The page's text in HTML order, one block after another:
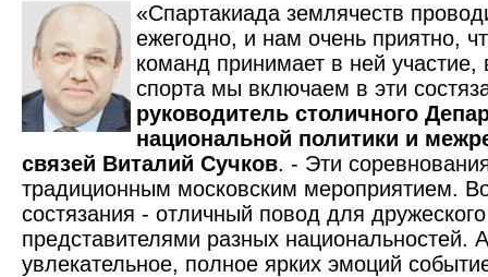
«Спартакиада землячеств
ежегодно, и нам очень приятно,
команд принимает в ней
спорта мы включаем в эти
руководитель столичного
национальной политики и
связей Виталий Сучков. - Эти
традиционным московским мероприятием.
состязания - отличный повод для
представителями разных национальностей.
увлекательное, полное ярких эмоций